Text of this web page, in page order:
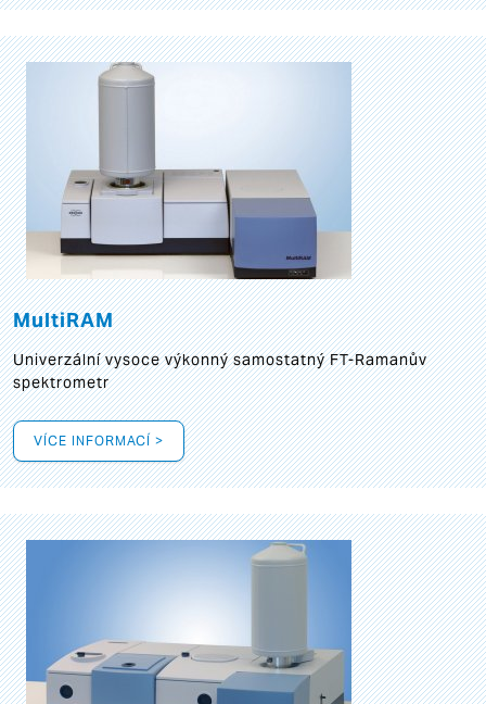
MultiRAM
Univerzální vysoce výkonný samostatný FT-Ramanův
spektrometr
VÍCE INFORMACÍ >